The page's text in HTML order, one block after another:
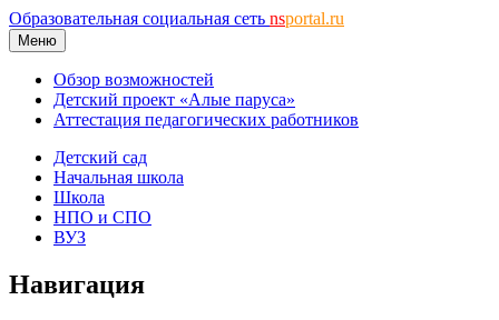
Образовательная социальная сеть nsportal.ru
Меню
Обзор возможностей
Детский проект «Алые паруса»
Аттестация педагогических работников
Детский сад
Начальная школа
Школа
НПО и СПО
ВУЗ
Навигация